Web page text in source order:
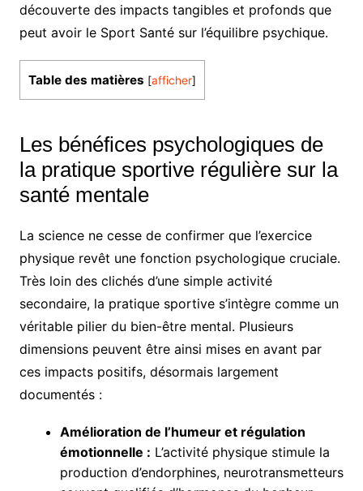
découverte des impacts tangibles et profonds que
peut avoir le Sport Santé sur l’équilibre psychique.
Table des matières [afficher]
Les bénéfices psychologiques de
la pratique sportive régulière sur la
santé mentale
La science ne cesse de confirmer que l’exercice
physique revêt une fonction psychologique cruciale.
Très loin des clichés d’une simple activité
secondaire, la pratique sportive s’intègre comme un
véritable pilier du bien-être mental. Plusieurs
dimensions peuvent être ainsi mises en avant par
ces impacts positifs, désormais largement
documentés :
Amélioration de l’humeur et régulation
émotionnelle : L’activité physique stimule la
production d’endorphines, neurotransmetteurs